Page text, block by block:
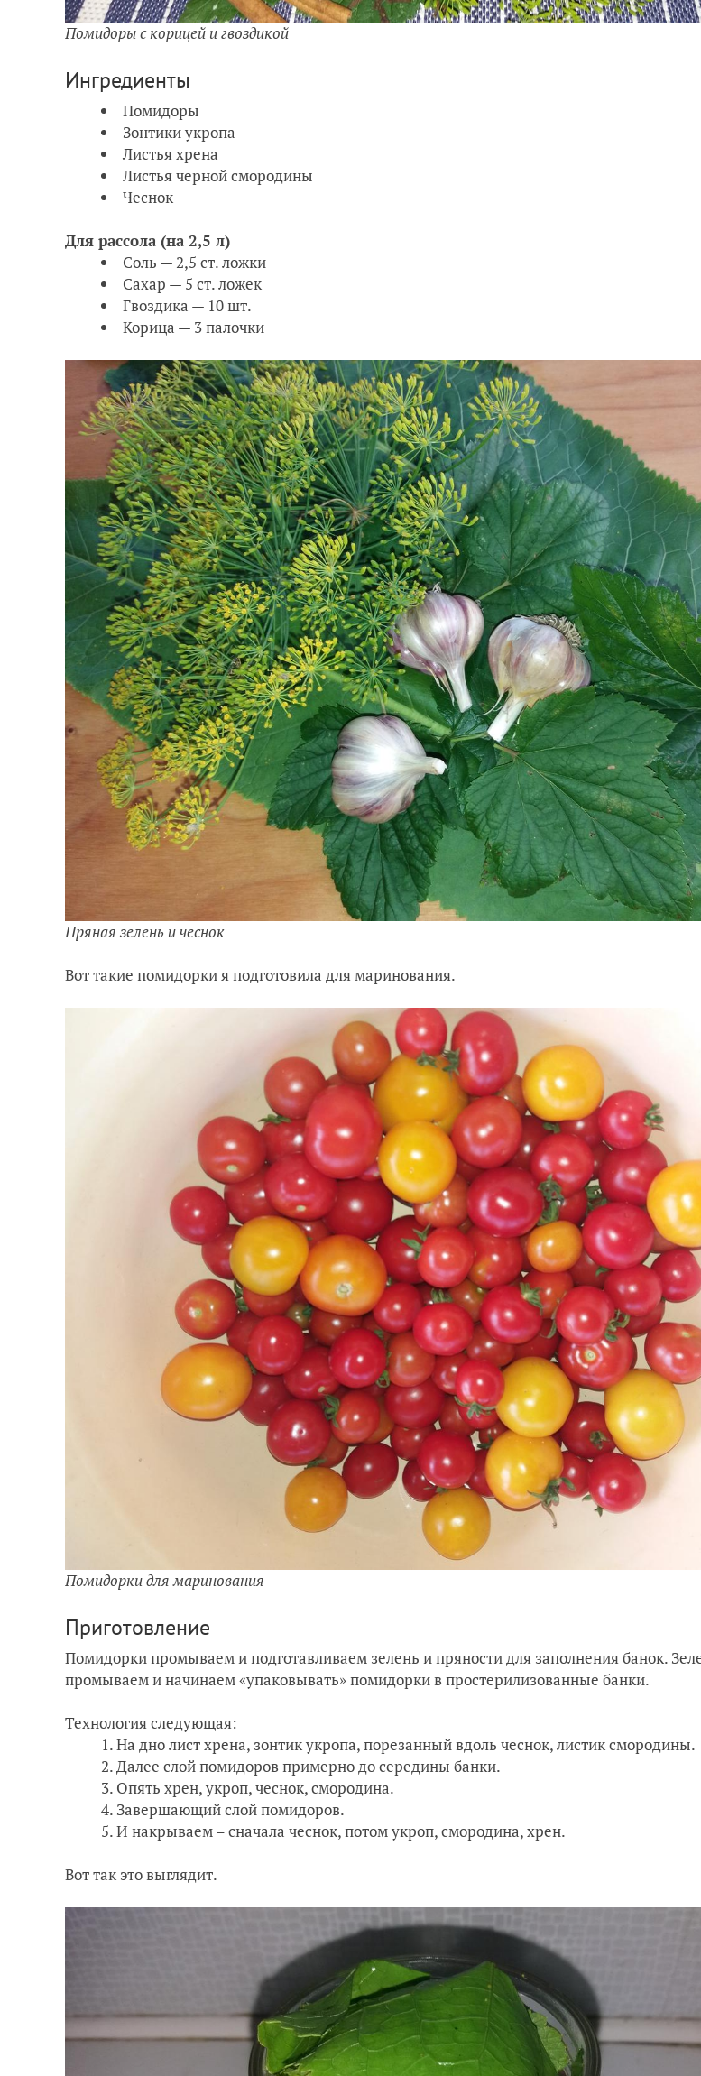
Помидоры с корицей и гвоздикой
Ингредиенты
Помидоры
Зонтики укропа
Листья хрена
Листья черной смородины
Чеснок
Для рассола (на 2,5 л)
Соль — 2,5 ст. ложки
Сахар — 5 ст. ложек
Гвоздика — 10 шт.
Корица — 3 палочки
Пряная зелень и чеснок
Вот такие помидорки я подготовила для маринования.
Помидорки для маринования
Приготовление
Помидорки промываем и подготавливаем зелень и пряности для заполнения банок.
промываем и начинаем «упаковывать» помидорки в простерилизованные банки.
Технология следующая:
На дно лист хрена, зонтик укропа, порезанный вдоль чеснок, листик смородины.
Далее слой помидоров примерно до середины банки.
Опять хрен, укроп, чеснок, смородина.
Завершающий слой помидоров.
И накрываем – сначала чеснок, потом укроп, смородина, хрен.
Вот так это выглядит.